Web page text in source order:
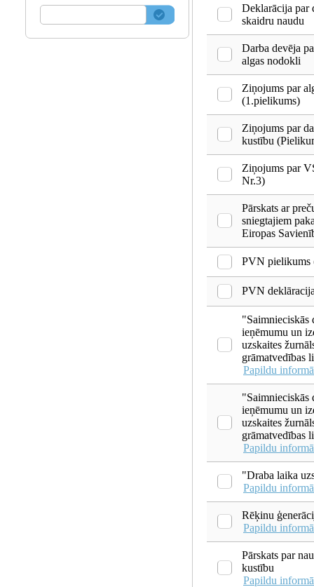
Deklarācija par
skaidru naudu
Darba devēja
algas nodokli
Ziņojums par
(1.pielikums)
Ziņojums par
kustību
Ziņojums par
Nr.3)
Pārskats ar
sniegtajiem
Eiropas
PVN pielikums
PVN
"Saimnieciskās
ieņēmumu un
uzskaites
grāmatvedības
Papildu
"Saimnieciskās
ieņēmumu un
uzskaites
grāmatvedības
Papildu
"Draba laika
Papildu
Rēķinu
Papildu
Pārskats par
kustību
Papildu